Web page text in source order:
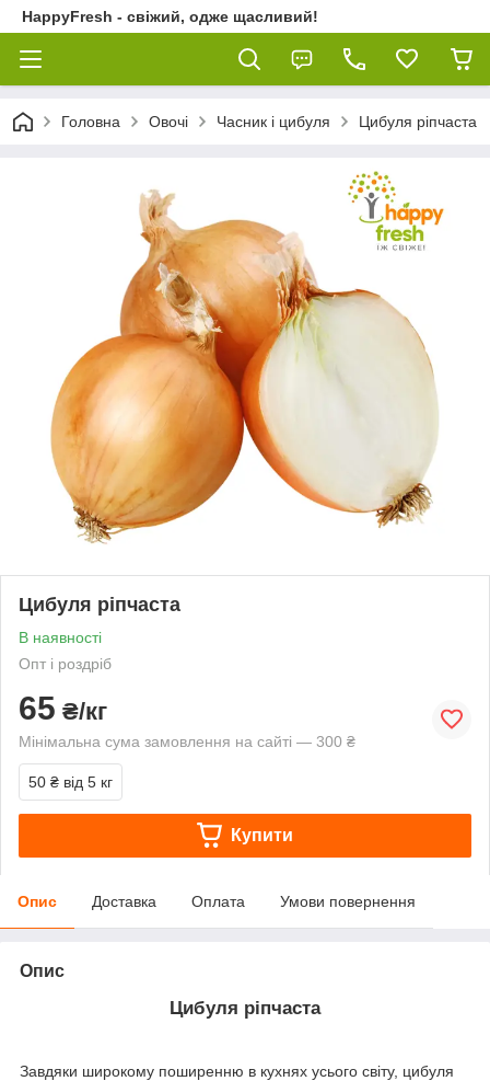
HappyFresh - свіжий, одже щасливий!
Головна Овочі Часник і цибуля Цибуля ріпчаста
Цибуля ріпчаста
В наявності
Опт і роздріб
65 ₴/кг
Мінімальна сума замовлення на сайті — 300 ₴
50 ₴ від 5 кг
Купити
Опис Доставка Оплата Умови повернення
Опис
Цибуля ріпчаста
Завдяки широкому поширенню в кухнях усього світу, цибуля